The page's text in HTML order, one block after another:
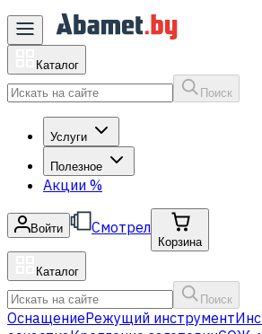
Каталог
Поиск
Услуги
Полезное
Акции %
Войти Смотрел
Корзина
Каталог
Поиск
ОснащениеРежущий инструмент